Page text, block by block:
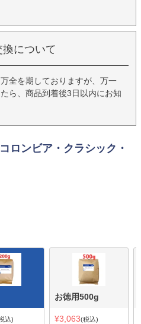
について
全を期しておりますが、万一
ら、商品到着後3日以内にお知
コロンビア・クラシック・
込
お徳用500g
¥3,063 税込